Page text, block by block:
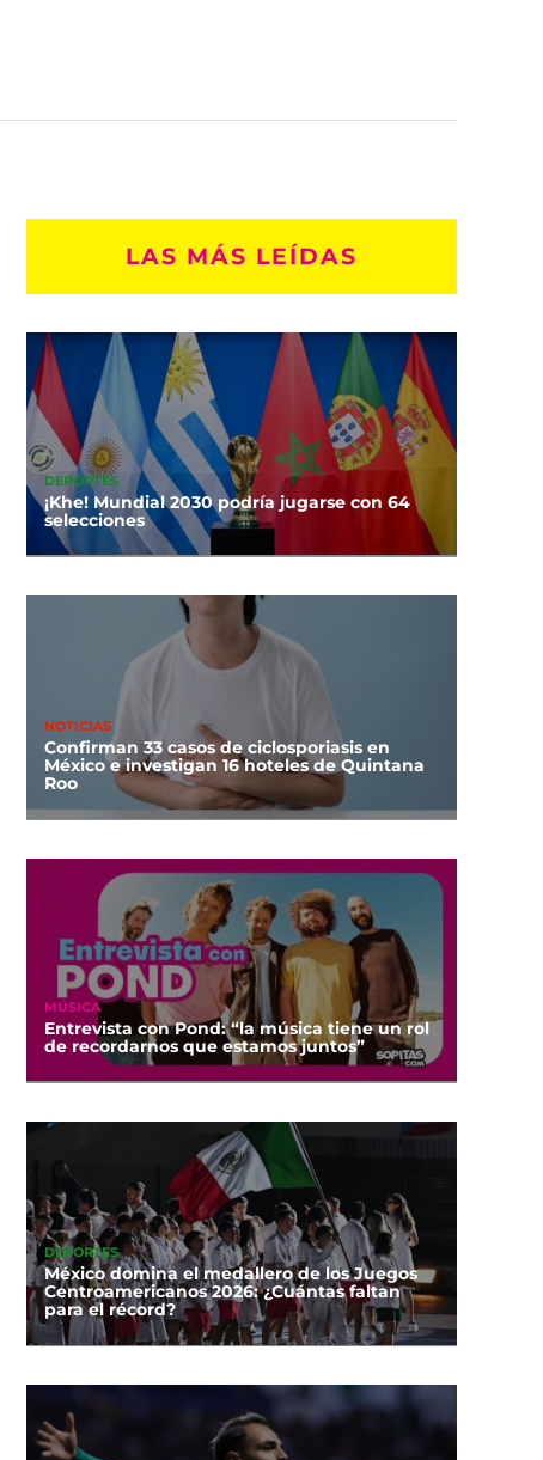
LAS MÁS LEÍDAS
DEPORTES
¡Khe! Mundial 2030 podría jugarse con 64
selecciones
NOTICIAS
Confirman 33 casos de ciclosporiasis en
México e investigan 16 hoteles de Quintana
Roo
MÚSICA
Entrevista con Pond: “la música tiene un rol
de recordarnos que estamos juntos”
DEPORTES
México domina el medallero de los Juegos
Centroamericanos 2026: ¿Cuántas faltan
para el récord?